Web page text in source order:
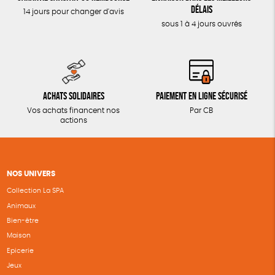
14 jours pour changer d'avis
délais
sous 1 à 4 jours ouvrés
Achats solidaires
Vos achats financent nos
actions
Paiement en ligne sécurisé
Par CB
NOS UNIVERS
Collection La SPA
Animaux
Bien-être
Maison
Epicerie
Jeux